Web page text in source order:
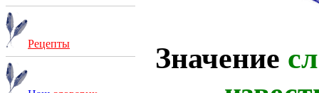
Рецепты Значение